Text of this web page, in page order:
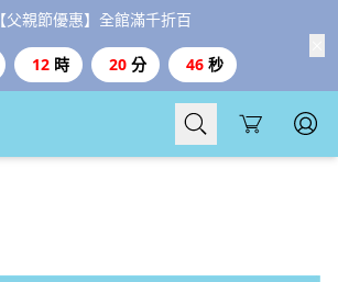
【父親節優惠】全館滿千折百
12 時 20 分 46 秒
Cart